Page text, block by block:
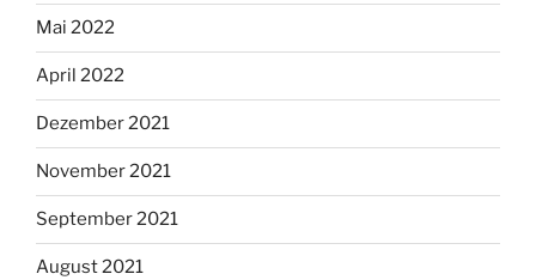
Mai 2022
April 2022
Dezember 2021
November 2021
September 2021
August 2021